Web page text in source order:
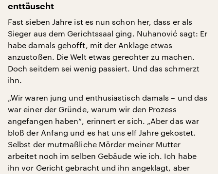
enttäuscht
Fast sieben Jahre ist es nun schon her, dass er als
Sieger aus dem Gerichtssaal ging. Nuhanović sagt: Er
habe damals gehofft, mit der Anklage etwas
anzustoßen. Die Welt etwas gerechter zu machen.
Doch seitdem sei wenig passiert. Und das schmerzt
ihn.
„Wir waren jung und enthusiastisch damals – und das
war einer der Gründe, warum wir den Prozess
angefangen haben“, erinnert er sich. „Aber das war
bloß der Anfang und es hat uns elf Jahre gekostet.
Selbst der mutmaßliche Mörder meiner Mutter
arbeitet noch im selben Gebäude wie ich. Ich habe
ihn vor Gericht gebracht und ihn angeklagt, aber